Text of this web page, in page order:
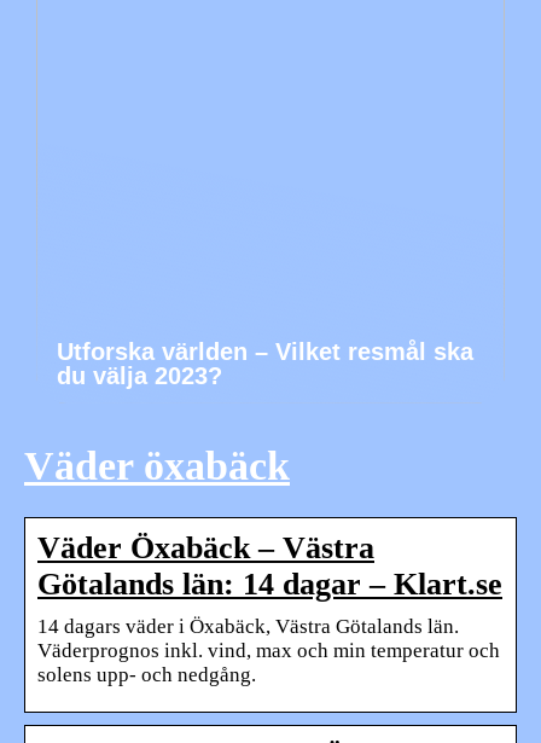
Utforska världen – Vilket resmål ska
du välja 2023?
Väder öxabäck
Väder Öxabäck – Västra
Götalands län: 14 dagar – Klart.se
14 dagars väder i Öxabäck, Västra Götalands län.
Väderprognos inkl. vind, max och min temperatur och
solens upp- och nedgång.